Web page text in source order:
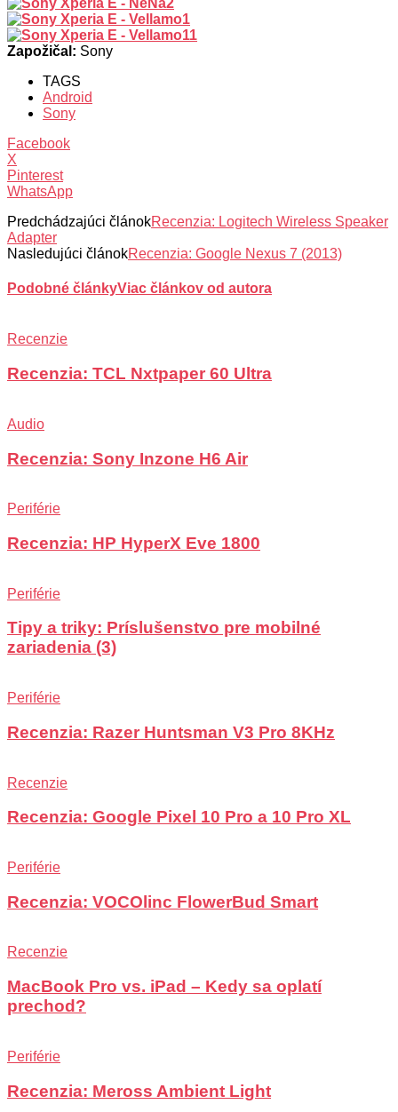
Zapožičal: Sony
TAGS
Android
Sony
Facebook
X
Pinterest
WhatsApp
Predchádzajúci článokRecenzia: Logitech Wireless Speaker
Adapter
Nasledujúci článokRecenzia: Google Nexus 7 (2013)
Podobné článkyViac článkov od autora
Recenzie
Recenzia: TCL Nxtpaper 60 Ultra
Audio
Recenzia: Sony Inzone H6 Air
Periférie
Recenzia: HP HyperX Eve 1800
Periférie
Tipy a triky: Príslušenstvo pre mobilné
zariadenia (3)
Periférie
Recenzia: Razer Huntsman V3 Pro 8KHz
Recenzie
Recenzia: Google Pixel 10 Pro a 10 Pro XL
Periférie
Recenzia: VOCOlinc FlowerBud Smart
Recenzie
MacBook Pro vs. iPad – Kedy sa oplatí
prechod?
Periférie
Recenzia: Meross Ambient Light